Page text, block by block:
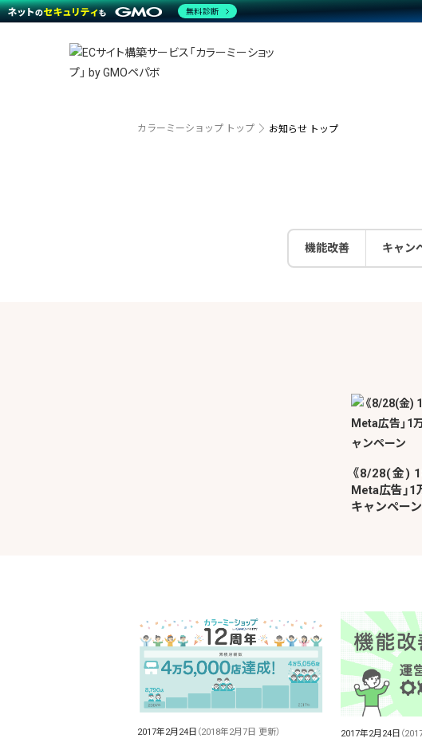
商材一覧を見る
越境EC（海外販売）
売上につながる集客
複数店舗との連携
料金
事例
運営サポート
サポート一覧を見る
開発・API連携代行
カラーミーショップ トップ お知らせ トップ
機能改善 キャン
《8/28(金)
Meta広告」
キャンペーン
2017年2月24日 （2018年2月7日 更新） 2017年2月24日 （
無料診断